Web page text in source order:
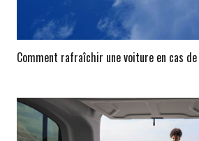
Comment rafraîchir une voiture en cas